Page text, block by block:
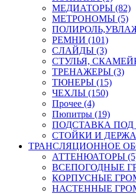
МЕДИАТОРЫ (82)
МЕТРОНОМЫ (5)
РЕМНИ (101)
СЛАЙДЫ (3)
СТУЛЬЯ,
ТРЕНАЖЕРЫ (3)
ТЮНЕРЫ (15)
ЧЕХЛЫ (150)
Прочее (4)
Пюпитры (19)
ПОДСТАВКА ПОД
СТОЙКИ И
ТРАНСЛЯЦИОННОЕ
АТТЕНЮАТОРЫ
ВСЕПОГОДНЫЕ
КОРПУСНЫЕ
НАСТЕННЫЕ